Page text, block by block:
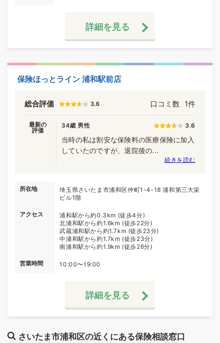
詳細を見る
保険ほっとライン 浦和駅前店
総合評価 3.6 口コミ数 1件
最新の
評価
34歳 男性 3.6
当時の私は割安な保険料の医療保険に加入
していたのですが、退院後の...
続きを読む
所在地
埼玉県さいたま市浦和区仲町1-4-18 浦和第三大栄
ビル1階
アクセス
浦和駅から約0.3km (徒歩4分)
北浦和駅から約1.6km (徒歩22分)
武蔵浦和駅から約1.7km (徒歩23分)
中浦和駅から約1.7km (徒歩23分)
南浦和駅から約1.9km (徒歩26分)
営業時間 10:00〜19:00
詳細を見る
さいたま市浦和区の近くにある保険相談窓口